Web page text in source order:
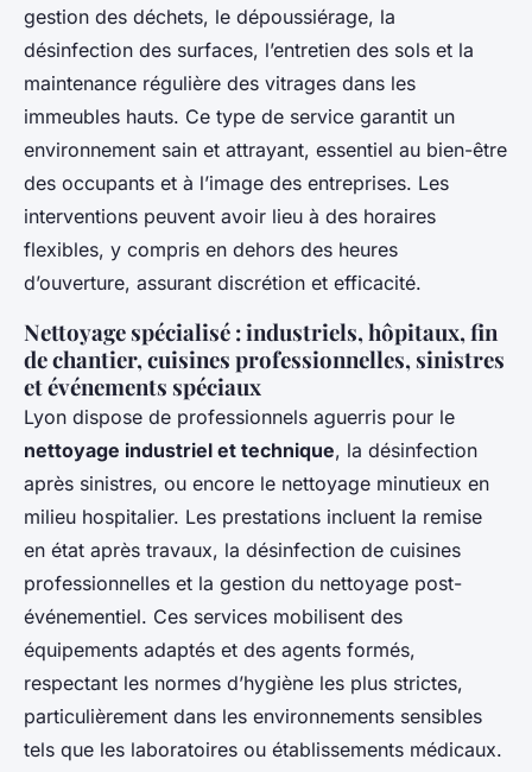
gestion des déchets, le dépoussiérage, la
désinfection des surfaces, l’entretien des sols et la
maintenance régulière des vitrages dans les
immeubles hauts. Ce type de service garantit un
environnement sain et attrayant, essentiel au bien-être
des occupants et à l’image des entreprises. Les
interventions peuvent avoir lieu à des horaires
flexibles, y compris en dehors des heures
d’ouverture, assurant discrétion et efficacité.
Nettoyage spécialisé : industriels, hôpitaux, fin
de chantier, cuisines professionnelles, sinistres
et événements spéciaux
Lyon dispose de professionnels aguerris pour le
nettoyage industriel et technique, la désinfection
après sinistres, ou encore le nettoyage minutieux en
milieu hospitalier. Les prestations incluent la remise
en état après travaux, la désinfection de cuisines
professionnelles et la gestion du nettoyage post-
événementiel. Ces services mobilisent des
équipements adaptés et des agents formés,
respectant les normes d’hygiène les plus strictes,
particulièrement dans les environnements sensibles
tels que les laboratoires ou établissements médicaux.